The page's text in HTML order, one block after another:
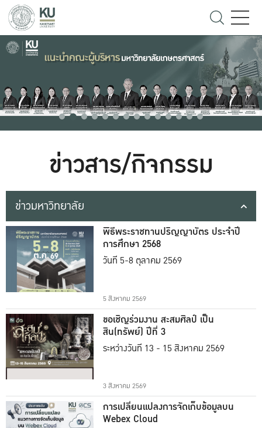
ข่าวสาร/กิจกรรม
ข่าวมหาวิทยาลัย
พิธีพระราชทานปริญญาบัตร ประจำปี
การศึกษา 2568
วันที่ 5-8 ตุลาคม 2569
5 สิงหาคม 2569
ขอเชิญร่วมงาน สะสมศิลป์ เป็น
สิน(ทรัพย์) ปีที่ 3
ระหว่างวันที่ 13 - 15 สิงหาคม 2569
3 สิงหาคม 2569
การเปลี่ยนแปลงการจัดเก็บข้อมูลบน
Webex Cloud